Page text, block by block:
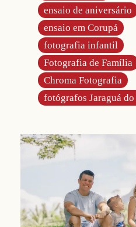
ensaio de aniversário
ensaio em Corupá
fotografia infantil
Fotografia de Família
Chroma Fotografia
fotógrafos Jaraguá do